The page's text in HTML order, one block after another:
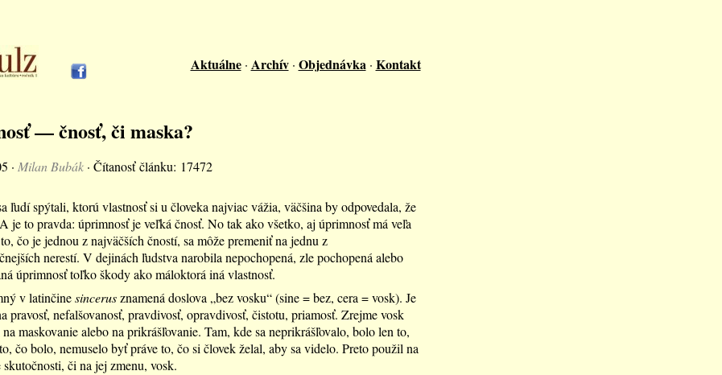
Aktuálne· Archív· Objednávka · Kontakt
— čnosť, či maska?
· Milan Bubák· Čítanosť článku: 17472
ľudí spýtali, ktorú vlastnosť si u človeka najviac vážia, väčšina by odpovedala, že
je to pravda: úprimnosť je veľká čnosť. No tak ako všetko, aj úprimnosť má veľa
čo je jednou z najväčších čností, sa môže premeniť na jednu z
nerestí. V dejinách ľudstva narobila nepochopená, zle pochopená alebo
úprimnosť toľko škody ako máloktorá iná vlastnosť.
v latinčinesincerusznamená doslova „bez vosku“ (sine = bez, cera = vosk). Je
pravosť, nefalšovanosť, pravdivosť, opravdivosť, čistotu, priamosť. Zrejme vosk
maskovanie alebo na prikrášľovanie. Tam, kde sa neprikrášľovalo, bolo len to,
čo bolo, nemuselo byť práve to, čo si človek želal, aby sa videlo. Preto použil na
či na jej zmenu, vosk.